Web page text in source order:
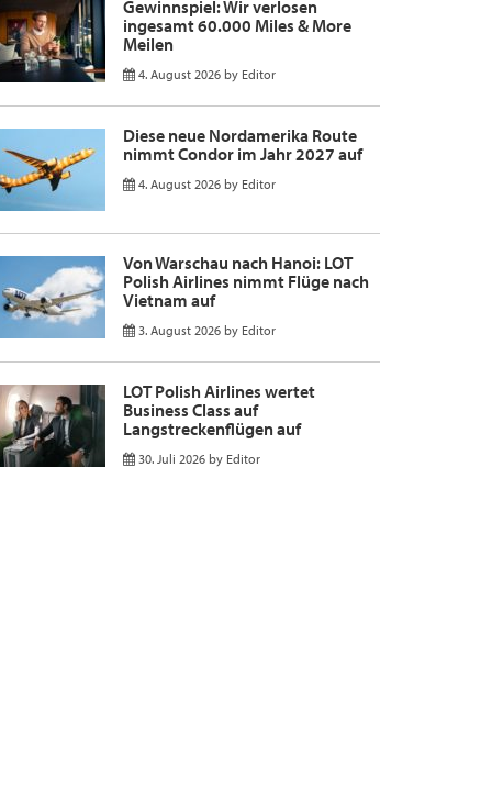
Gewinnspiel: Wir verlosen
ingesamt 60.000 Miles & More
Meilen
4. August 2026 by Editor
Diese neue Nordamerika Route
nimmt Condor im Jahr 2027 auf
4. August 2026 by Editor
Von Warschau nach Hanoi: LOT
Polish Airlines nimmt Flüge nach
Vietnam auf
3. August 2026 by Editor
LOT Polish Airlines wertet
Business Class auf
Langstreckenflügen auf
30. Juli 2026 by Editor